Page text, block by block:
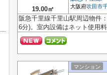
19.00㎡
大阪府吹田市
阪急千里線千里山駅周辺物件
6分)。室内設備はネット使用
マンション